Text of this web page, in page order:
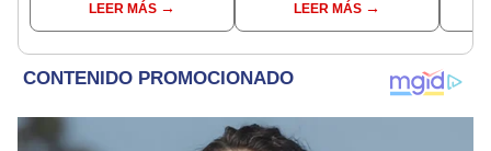
denunciarlo por
tocamientos: “Me
LEER MÁS
mensaje: "Descansa en
paz, mi bebé"
LEER MÁS